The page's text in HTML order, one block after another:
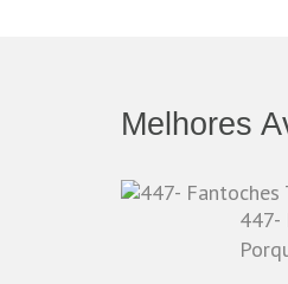
Melhores
447-